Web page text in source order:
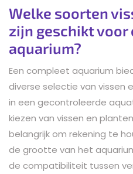
Welke soorten
zijn geschikt voor
aquarium?
Een compleet aquarium
diverse selectie van vissen
in een gecontroleerde
kiezen van vissen en
belangrijk om rekening te
de grootte van het
de compatibiliteit tussen